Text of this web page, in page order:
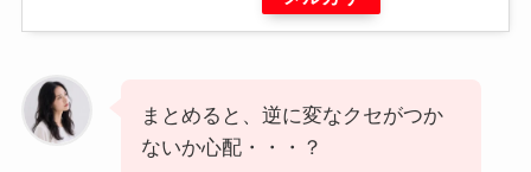
まとめると、逆に変なクセがつか
ないか心配・・・？